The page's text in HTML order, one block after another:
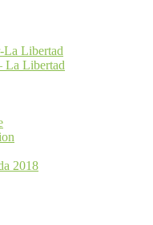
La Libertad
La Libertad
2018